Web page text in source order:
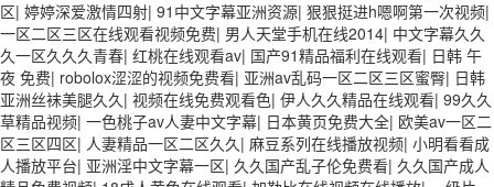
区| 婷婷深爱激情四射| 91中文字幕亚洲资源| 狠狠挺进h嗯啊第一次视频|
一区二区三区在线观看视频免费| 男人天堂手机在线2014| 中文字幕久久
久一区久久久青春| 红桃在线观看av| 国产91精品福利在线观看| 日韩 午
夜 免费| robolox涩涩的视频免费看| 亚洲av乱码一区二区三区蜜臀| 日韩
亚洲丝袜美腿久久 | 视频在线免费观看色| 伊人久久精品在线观看| 99久久
草精品视频| 一色桃子av人妻中文字幕| 日本黄页免费大全| 欧美av一区二
区三区四区| 人妻精品一区二区久久 | 麻豆系列在线播放视频| 小明看看成
人播放平台| 亚洲淫中文字幕一区| 久久国产乱子伦免费看| 久久国产成人